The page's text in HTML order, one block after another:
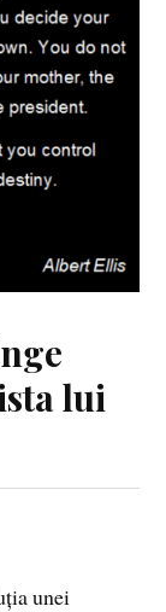
lui
unei